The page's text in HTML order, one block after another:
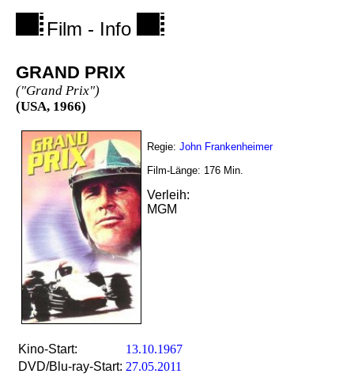
Film - Info
GRAND PRIX
("Grand Prix")
(USA, 1966)
Regie: John Frankenheimer
Film-Länge: 176 Min.
Verleih:
MGM
Kino-Start:
13.10.1967
DVD/Blu-ray-Start: 27.05.2011